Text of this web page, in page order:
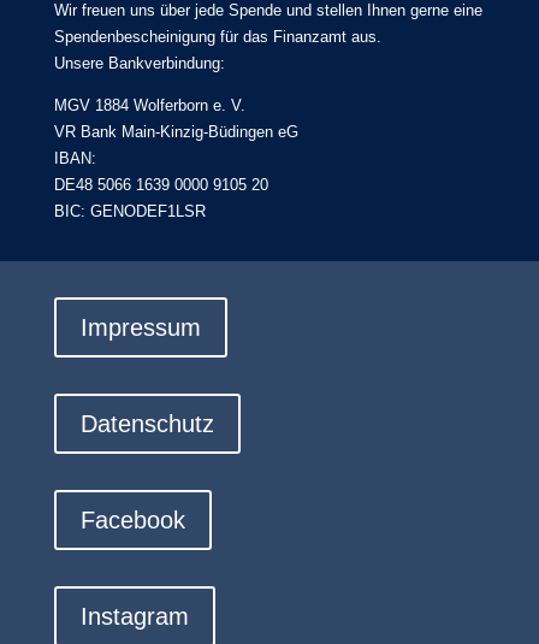
Wir freuen uns über jede Spende und stellen Ihnen gerne eine
Spendenbescheinigung für das Finanzamt aus.
Unsere Bankverbindung:
MGV 1884 Wolferborn e. V.
VR Bank Main-Kinzig-Büdingen eG
IBAN:
DE48 5066 1639 0000 9105 20
BIC: GENODEF1LSR
Impressum
Datenschutz
Facebook
Instagram